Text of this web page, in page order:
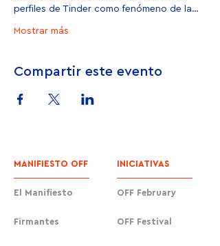
perfiles de Tinder como fenómeno de la…
Mostrar más
Compartir este evento
MANIFIESTO OFF
El Manifiesto
Firmantes
INICIATIVAS
OFF February
OFF Festival